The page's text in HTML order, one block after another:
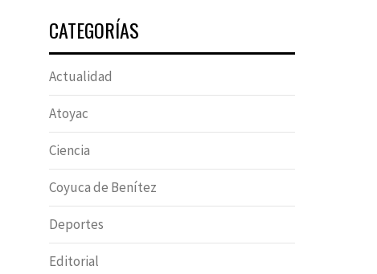
CATEGORÍAS
Actualidad
Atoyac
Ciencia
Coyuca de Benítez
Deportes
Editorial